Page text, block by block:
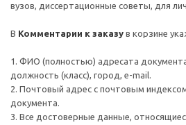
вузов, диссертационные советы, для
В Комментарии к заказу в корзине
1. ФИО (полностью) адресата
должность (класс), город, e-mail.
2. Почтовый адрес c почтовым
документа.
3. Все достоверные данные,